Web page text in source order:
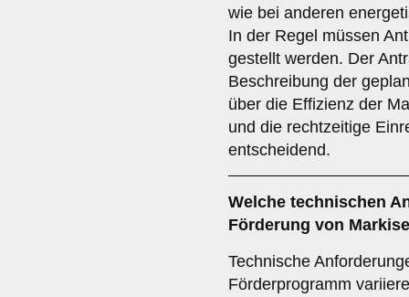
wie bei anderen
In der Regel müssen
gestellt werden. Der
Beschreibung der
über die Effizienz der
und die rechtzeitige
entscheidend.
Welche technischen
Förderung von
Technische
Förderprogramm